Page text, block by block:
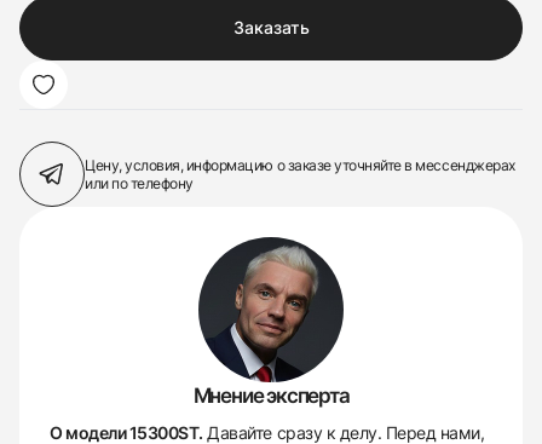
Заказать
Цену, условия, информацию о заказеуточняйте в мессенджерах
или по телефону
Мнение эксперта
О модели 15300ST. Давайте сразу к делу. Перед нами,